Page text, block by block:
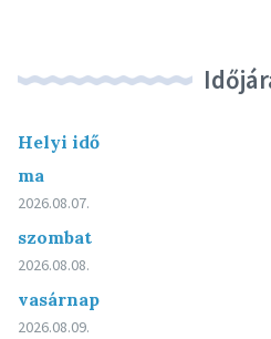
Helyi idő
ma
2026.08.07.
szombat
2026.08.08.
vasárnap
2026.08.09.